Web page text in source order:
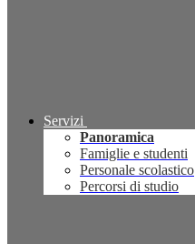
Servizi
Panoramica
Famiglie e studenti
Personale scolastico
Percorsi di studio